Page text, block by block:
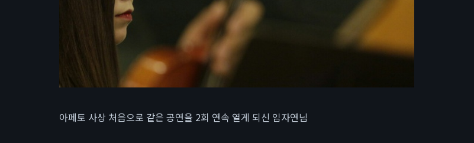
아페토 사상 처음으로 같은 공연을 2회 연속 열게 되신 임자연님